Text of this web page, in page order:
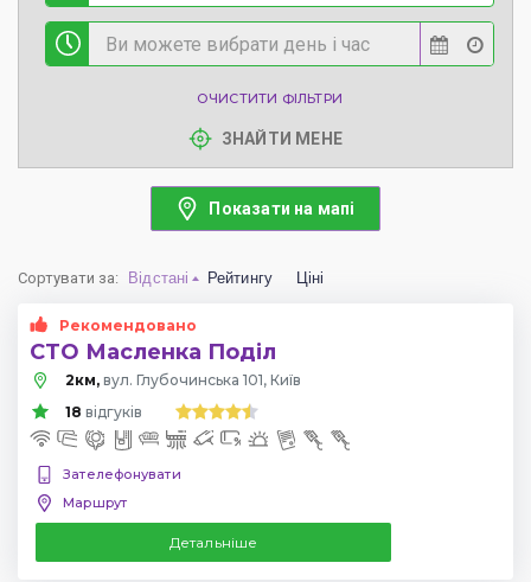
ОЧИСТИТИ ФІЛЬТРИ
ЗНАЙТИ МЕНЕ
Показати на мапі
Сортувати за: Відстані Рейтингу Ціні
Рекомендовано
СТО Масленка Поділ
2км, вул. Глубочинська 101, Київ
18 відгуків
Зателефонувати
Маршрут
Детальніше